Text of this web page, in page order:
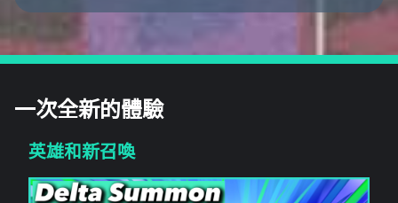
一次全新的體驗
英雄和新召喚